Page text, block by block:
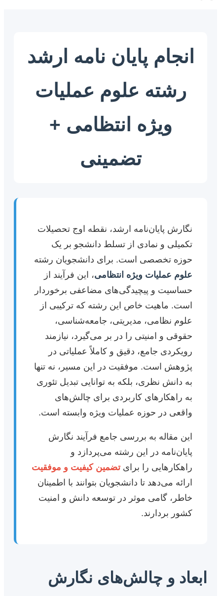
انجام پایان نامه ارشد
رشته علوم عملیات
ویژه انتظامی +
تضمینی
نگارش پایان‌نامه ارشد، نقطه اوج تحصیلات
تکمیلی و نمادی از تسلط دانشجو بر یک
حوزه تخصصی است. برای دانشجویان رشته
علوم عملیات ویژه انتظامی ، این فرآیند از
حساسیت و پیچیدگی‌های مضاعفی برخوردار
است. ماهیت خاص این رشته که ترکیبی از
علوم نظامی، مدیریتی، جامعه‌شناسی،
حقوقی و امنیتی را در بر می‌گیرد، نیازمند
رویکردی جامع، دقیق و کاملاً عملیاتی در
پژوهش است. موفقیت در این مسیر، نه تنها
به دانش نظری، بلکه به توانایی تبدیل تئوری
به راهکارهای کاربردی برای چالش‌های
واقعی در حوزه عملیات ویژه وابسته است.
این مقاله به بررسی جامع فرآیند نگارش
پایان‌نامه در این رشته می‌پردازد و
راهکارهایی را برای تضمین کیفیت و موفقیت
ارائه می‌دهد تا دانشجویان بتوانند با اطمینان
خاطر، گامی موثر در توسعه دانش و امنیت
کشور بردارند.
ابعاد و چالش‌های نگارش